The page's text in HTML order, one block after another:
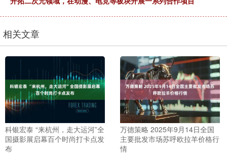
相关文章
科银宏泰 “来杭州，走大运河”全
国摄影展启幕百个时尚打卡点发
布
万德策略 2025年9月14日全国
主要批发市场苏呼欧拉羊价格行
情